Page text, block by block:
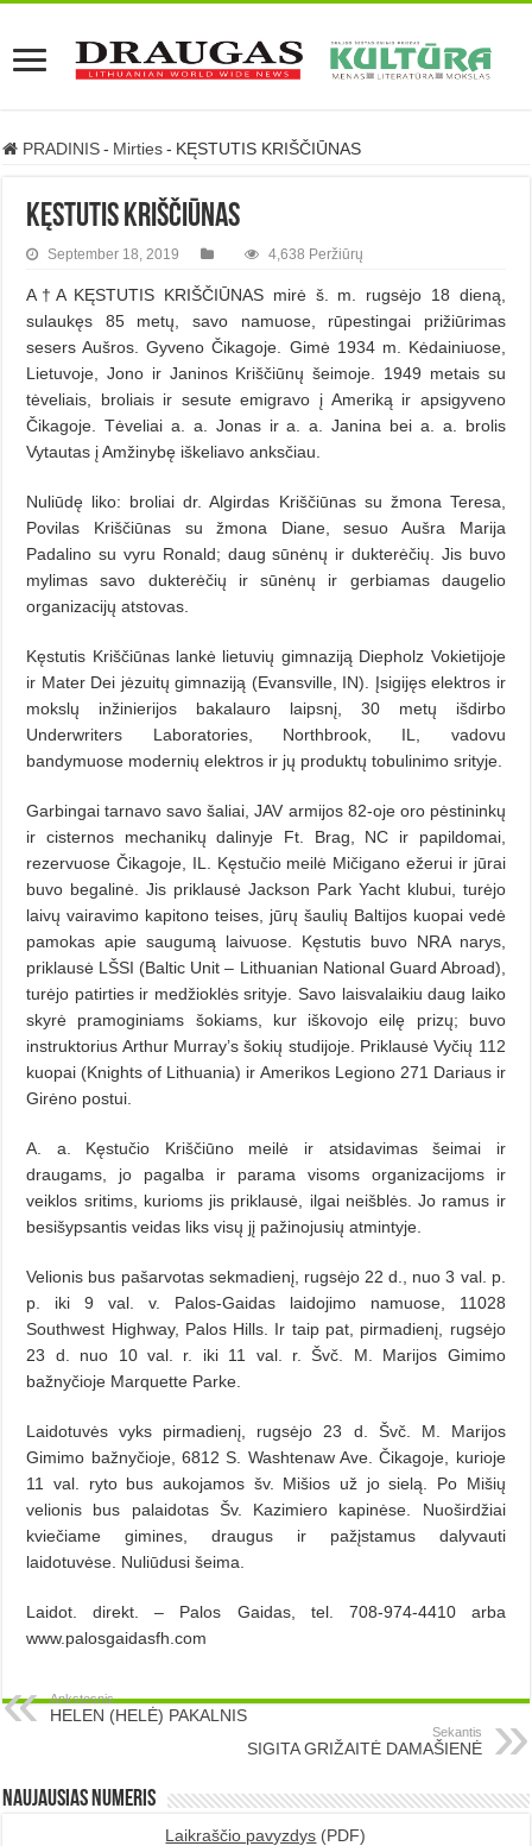
PRADINIS - Mirties - KĘSTUTIS KRIŠČIŪNAS
KĘSTUTIS KRIŠČIŪNAS
September 18, 2019 4,638 Peržiūrų
A†A KĘSTUTIS KRIŠČIŪNAS mirė š. m. rugsėjo 18 dieną,
sulaukęs 85 metų, savo namuose, rūpestingai prižiūrimas
sesers Aušros. Gyveno Čikagoje. Gimė 1934 m. Kėdainiuose,
Lietuvoje, Jono ir Janinos Kriščiūnų šeimoje. 1949 metais su
tėveliais, broliais ir sesute emigravo į Ameriką ir apsigyveno
Čikagoje. Tėveliai a. a. Jonas ir a. a. Janina bei a. a. brolis
Vytautas į Amžinybę iškeliavo anksčiau.
Nuliūdę liko: broliai dr. Algirdas Kriščiūnas su žmona Teresa,
Povilas Kriščiūnas su žmona Diane, sesuo Aušra Marija
Padalino su vyru Ronald; daug sūnėnų ir dukterėčių. Jis buvo
mylimas savo dukterėčių ir sūnėnų ir gerbiamas daugelio
organizacijų atstovas.
Kęstutis Kriščiūnas lankė lietuvių gimnaziją Diepholz Vokietijoje
ir Mater Dei jėzuitų gimnaziją (Evansville, IN). Įsigijęs elektros ir
mokslų inžinierijos bakalauro laipsnį, 30 metų išdirbo
Underwriters Laboratories, Northbrook, IL, vadovu
bandymuose modernių elektros ir jų produktų tobulinimo srityje.
Garbingai tarnavo savo šaliai, JAV armijos 82-oje oro pėstininkų
ir cisternos mechanikų dalinyje Ft. Brag, NC ir papildomai,
rezervuose Čikagoje, IL. Kęstučio meilė Mičigano ežerui ir jūrai
buvo begalinė. Jis priklausė Jackson Park Yacht klubui, turėjo
laivų vairavimo kapitono teises, jūrų šaulių Baltijos kuopai vedė
pamokas apie saugumą laivuose. Kęstutis buvo NRA narys,
priklausė LŠSI (Baltic Unit – Lithuanian National Guard Abroad),
turėjo patirties ir medžioklės srityje. Savo laisvalaikiu daug laiko
skyrė pramoginiams šokiams, kur iškovojo eilę prizų; buvo
instruktorius Arthur Murray’s šokių studijoje. Priklausė Vyčių 112
kuopai (Knights of Lithuania) ir Amerikos Legiono 271 Dariaus ir
Girėno postui.
A. a. Kęstučio Kriščiūno meilė ir atsidavimas šeimai ir
draugams, jo pagalba ir parama visoms organizacijoms ir
veiklos sritims, kurioms jis priklausė, ilgai neišblės. Jo ramus ir
besišypsantis veidas liks visų jį pažinojusių atmintyje.
Velionis bus pašarvotas sekmadienį, rugsėjo 22 d., nuo 3 val. p.
p. iki 9 val. v. Palos-Gaidas laidojimo namuose, 11028
Southwest Highway, Palos Hills. Ir taip pat, pirmadienį, rugsėjo
23 d. nuo 10 val. r. iki 11 val. r. Švč. M. Marijos Gimimo
bažnyčioje Marquette Parke.
Laidotuvės vyks pirmadienį, rugsėjo 23 d. Švč. M. Marijos
Gimimo bažnyčioje, 6812 S. Washtenaw Ave. Čikagoje, kurioje
11 val. ryto bus aukojamos šv. Mišios už jo sielą. Po Mišių
velionis bus palaidotas Šv. Kazimiero kapinėse. Nuoširdžiai
kviečiame gimines, draugus ir pažįstamus dalyvauti
laidotuvėse. Nuliūdusi šeima.
Laidot. direkt. – Palos Gaidas, tel. 708-974-4410 arba
www.palosgaidasfh.com
Ankstesnis
HELEN (HELĖ) PAKALNIS
Sekantis
SIGITA GRIŽAITĖ DAMAŠIENĖ
Naujausias numeris
Laikraščio pavyzdys (PDF)